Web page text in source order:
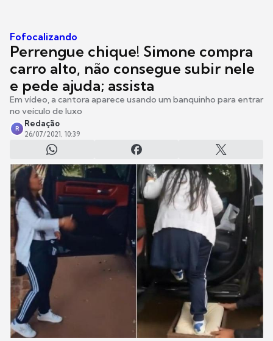
Fofocalizando
Perrengue chique! Simone compra
carro alto, não consegue subir nele
e pede ajuda; assista
Em vídeo, a cantora aparece usando um banquinho para entrar
no veículo de luxo
R
Redação
26/07/2021, 10:39